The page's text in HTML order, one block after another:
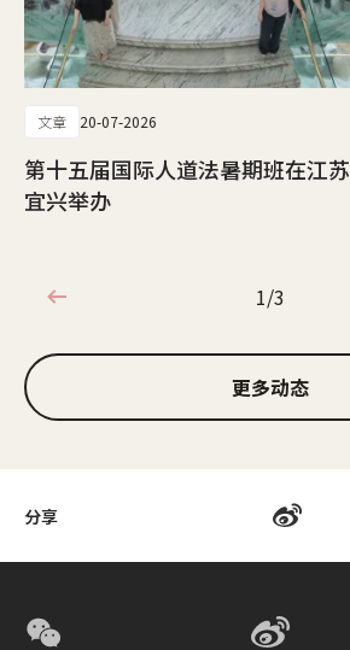
分享
文章 20-07-2026
第十五届国际人道法暑期班在江苏
宜兴举办
1/3
1/3
更多动态